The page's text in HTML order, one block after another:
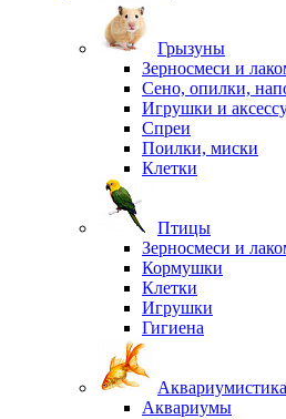
Грызуны
Зерносмеси и
Сено, опилки,
Игрушки и
Спреи
Поилки, миски
Клетки
Птицы
Зерносмеси и
Кормушки
Клетки
Игрушки
Гигиена
Аквариумистика
Аквариумы